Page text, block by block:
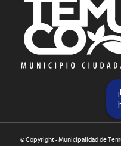
© Copyright - Municipalidad de